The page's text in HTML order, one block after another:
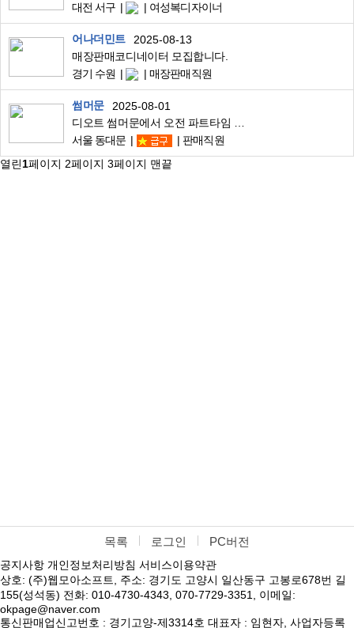
대전 서구
여성복디자이너
어나더민트
2025-08-13
매장판매코디네이터 모집합니다.
경기 수원
매장판매직원
썸머문
2025-08-01
서울 동대문
판매직원
열린1페이지 2페이지 3페이지 맨끝
목록 로그인 PC버전
공지사항 개인정보처리방침 서비스이용약관
상호: (주)웹모아소프트, 주소: 경기도 고양시 일산동구 고봉로678번 길
155(성석동) 전화: 010-4730-4343, 070-7729-3351, 이메일:
okpage@naver.com
통신판매업신고번호 : 경기고양-제3314호 대표자 : 임현자, 사업자등록